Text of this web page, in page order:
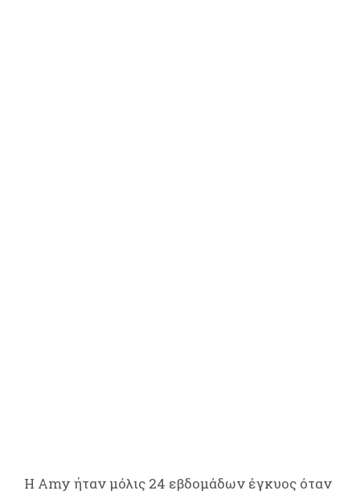
Η Amy ήταν μόλις 24 εβδομάδων έγκυος όταν